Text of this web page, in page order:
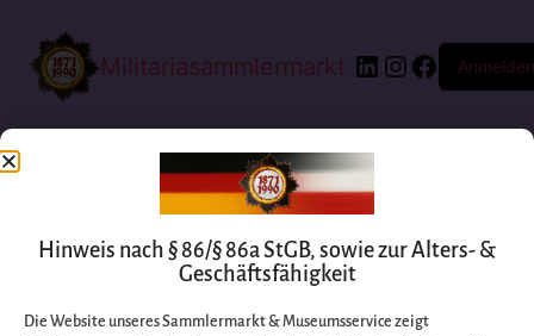
Militariasammlermarkt Anmelden
Hinweis nach § 86/§ 86a StGB, sowie zur Alters- &
Geschäftsfähigkeit
Die Website unseres Sammlermarkt & Museumsservice zeigt